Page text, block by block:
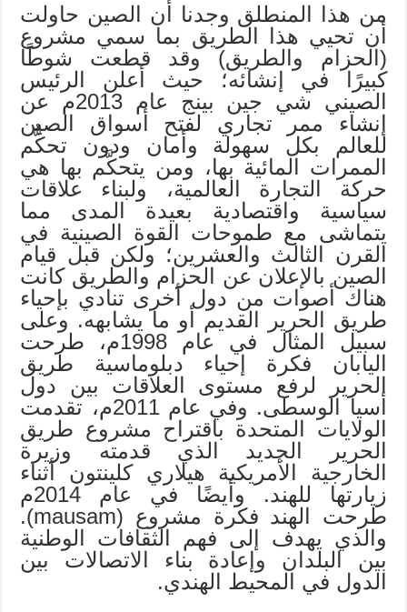
من هذا المنطلق وجدنا أن الصين حاولت
أن تحيي هذا الطريق بما سمي مشروع
(الحزام والطريق) وقد قطعت شوطًا
كبيرًا في إنشائه؛ حيث أعلن الرئيس
الصيني شي جين بينج عام 2013م عن
إنشاء ممر تجاري لفتح أسواق الصين
للعالم بكل سهولة وأمان ودون تحكُّم
الممرات المائية بها، ومن يتحكَّم بها هي
حركة التجارة العالمية، ولبناء علاقات
سياسية واقتصادية بعيدة المدى مما
يتماشى مع طموحات القوة الصينية في
القرن الثالث والعشرين؛ ولكن قبل قيام
الصين بالإعلان عن الحزام والطريق كانت
هناك أصوات من دول أخرى تنادي بإحياء
طريق الحرير القديم أو ما يشابهه. وعلى
سبيل المثال في عام 1998م، طرحت
اليابان فكرة إحياء دبلوماسية طريق
الحرير لرفع مستوى العلاقات بين دول
أسيا الوسطى. وفي عام 2011م، تقدمت
الولايات المتحدة باقتراح مشروع طريق
الحرير الجديد الذي قدمته وزيرة
الخارجية الأمريكية هيلاري كلينتون أثناء
زيارتها للهند. وأيضًا في عام 2014م
طرحت الهند فكرة مشروع (mausam).
والذي يهدف إلى فهم الثقافات الوطنية
بين البلدان وإعادة بناء الاتصالات بين
الدول في المحيط الهندي.